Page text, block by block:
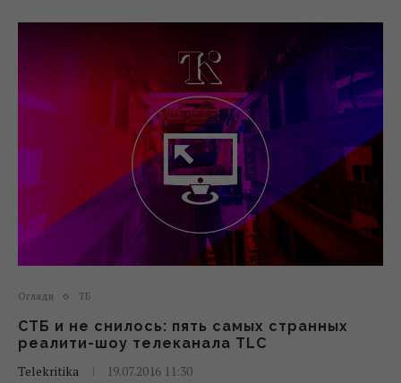
Огляди ТБ
СТБ и не снилось: пять самых странных
реалити-шоу телеканала TLC
Telekritika
19.07.2016 11:30